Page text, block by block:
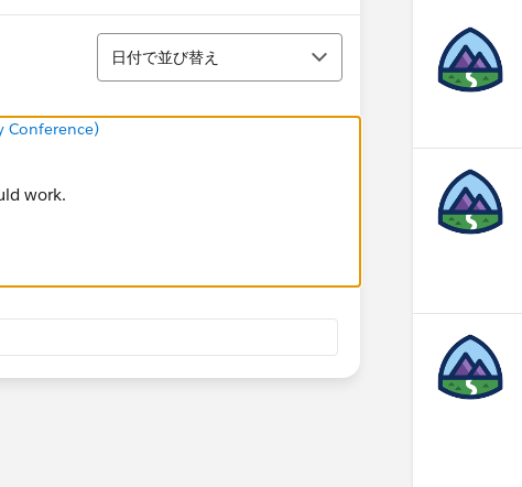
並び替え
日付で並び替え
Conference)
work.